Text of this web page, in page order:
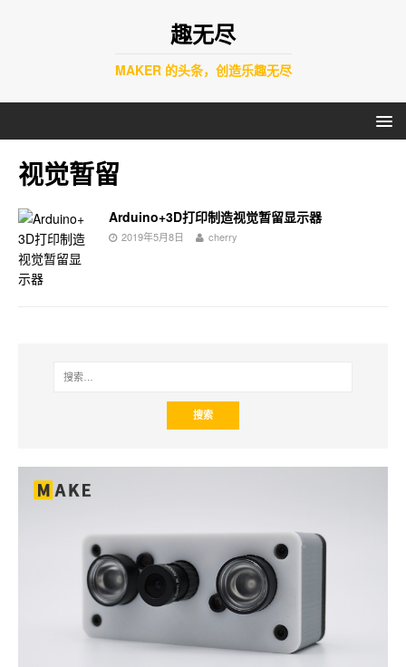
趣无尽
MAKER 的头条，创造乐趣无尽
视觉暂留
Arduino+3D打印制造视觉暂留显示器
2019年5月8日 cherry